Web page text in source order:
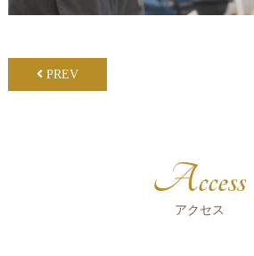
PREV
Access
アクセス